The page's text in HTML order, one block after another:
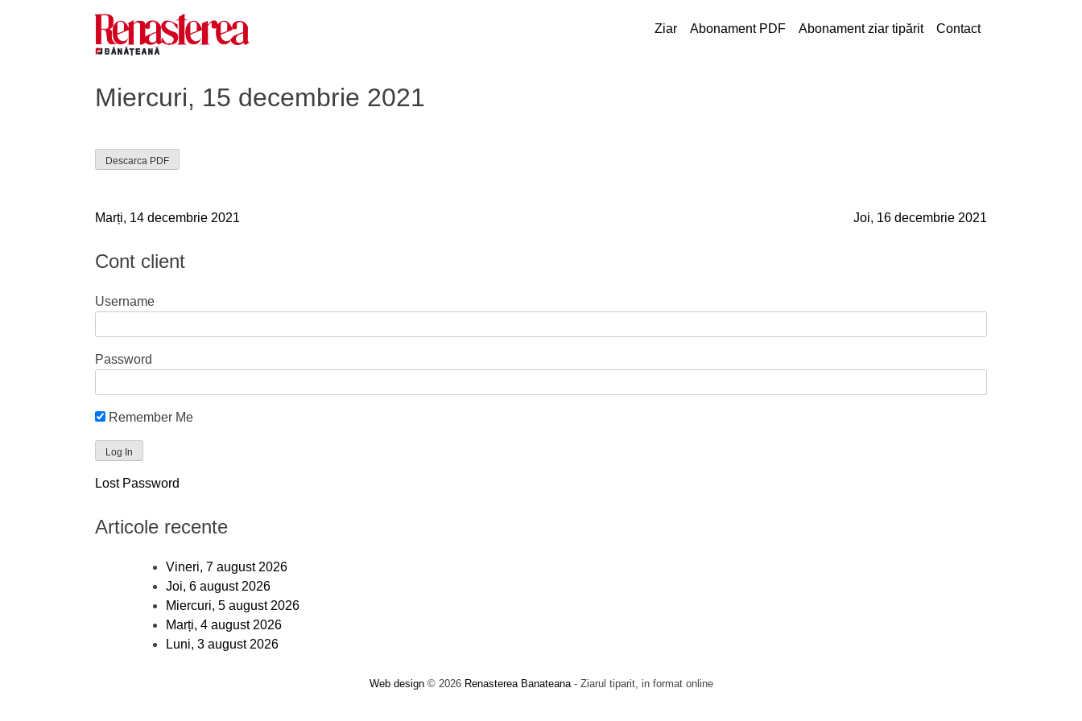
Ziar Abonament PDF Abonament ziar tipărit Contact
Miercuri, 15 decembrie 2021
Descarca PDF
Navigare
în
Marți, 14 decembrie 2021 Joi, 16 decembrie 2021
Cont client
Username
Password
Remember Me
Lost Password
Articole recente
Vineri, 7 august 2026
Joi, 6 august 2026
Miercuri, 5 august 2026
Marți, 4 august 2026
Luni, 3 august 2026
Web design© 2026 Renasterea Banateana- Ziarul tiparit, in format online